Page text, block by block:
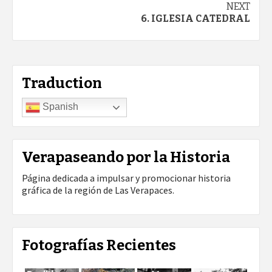
NEXT
6. IGLESIA CATEDRAL
Traduction
Spanish
Verapaseando por la Historia
Página dedicada a impulsar y promocionar historia
gráfica de la región de Las Verapaces.
Fotografías Recientes